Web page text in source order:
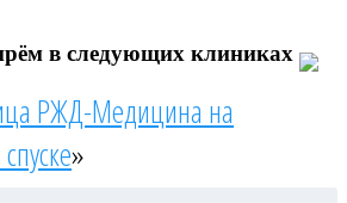
в следующих клиниках
РЖД-Медицина на
»